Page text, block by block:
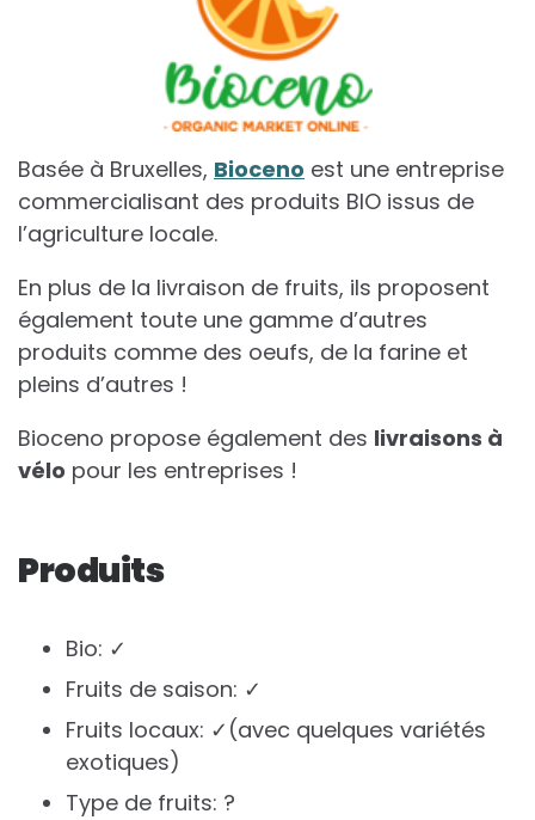
Basée à Bruxelles, Bioceno est une entreprise
commercialisant des produits BIO issus de
l’agriculture locale.
En plus de la livraison de fruits, ils proposent
également toute une gamme d’autres
produits comme des oeufs, de la farine et
pleins d’autres !
Bioceno propose également des livraisons à
vélo pour les entreprises !
Produits
Bio: ✓
Fruits de saison: ✓
Fruits locaux: ✓(avec quelques variétés
exotiques)
Type de fruits: ?